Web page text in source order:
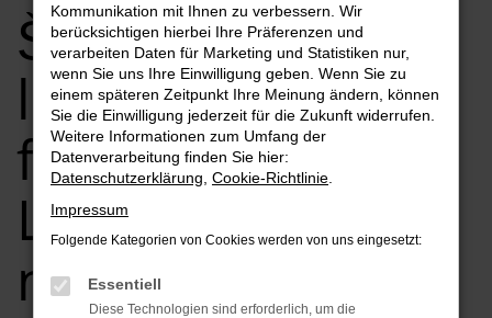
Škoda kaufen,
leasen
finanzieren |
Lieferservice
nach Wuppertal
Kommunikation mit Ihnen zu verbessern. Wir
berücksichtigen hierbei Ihre Präferenzen und
verarbeiten Daten für Marketing und Statistiken nur,
wenn Sie uns Ihre Einwilligung geben. Wenn Sie zu
einem späteren Zeitpunkt Ihre Meinung ändern, können
Sie die Einwilligung jederzeit für die Zukunft widerrufen.
Weitere Informationen zum Umfang der
Datenverarbeitung finden Sie hier:
Datenschutzerklärung Cookie-Richtlinie
Impressum
Folgende Kategorien von Cookies werden von uns eingesetzt:
Essentiell
Diese Technologien sind erforderlich, um die